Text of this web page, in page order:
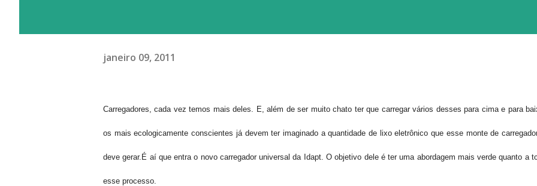
janeiro 09, 2011
Carregadores, cada vez temos mais deles. E, além de ser muito chato ter que carregar vários desses para cima e para
os mais ecologicamente conscientes já devem ter imaginado a quantidade de lixo eletrônico que esse monte de
deve gerar.É aí que entra o novo carregador universal da Idapt. O objetivo dele é ter uma abordagem mais verde quanto a
esse processo.